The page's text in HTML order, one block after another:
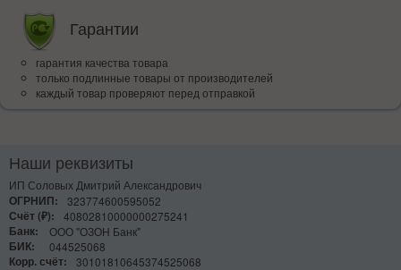
Гарантии
гарантия качества товара
только подлинные товары от производителей
каждый товар проверяют перед отправкой
Наши реквизиты
ИП Соловых Дмитрий Александрович
ОГРНИП:
323774600595052
Счёт (₽):
40802810000000275241
Банк:
ООО "ОЗОН Банк"
БИК:
044525068
Корр. счёт:
30101810645374525068